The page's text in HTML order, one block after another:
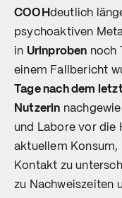
COOH deutlich
psychoaktiven
in Urinproben noch
einem Fallbericht
Tage nach dem
Nutzerin
und Labore vor die
aktuellem Konsum,
Kontakt zu
zu Nachweiszeiten